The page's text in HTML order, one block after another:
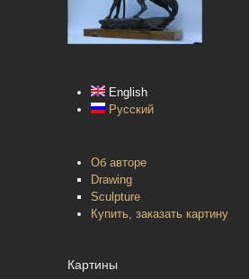
English
Русский
Об авторе
Drawing
Sculpture
Купить, заказать картину
Картины